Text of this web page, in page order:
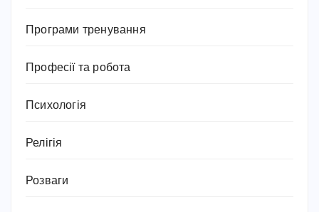
Програми тренування
Професії та робота
Психологія
Релігія
Розваги